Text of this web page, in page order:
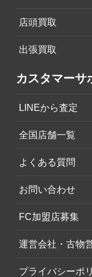
店頭買取
出張買取
カスタマーサ
LINEから査定
全国店舗一覧
よくある質問
お問い合わせ
FC加盟店募集
運営会社・古物
プライバシーポ